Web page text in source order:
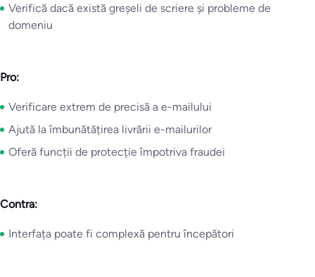
Verifică dacă există greșeli de scriere și probleme de
domeniu
Pro:
Verificare extrem de precisă a e-mailului
Ajută la îmbunătățirea livrării e-mailurilor
Oferă funcții de protecție împotriva fraudei
Contra:
Interfața poate fi complexă pentru începători